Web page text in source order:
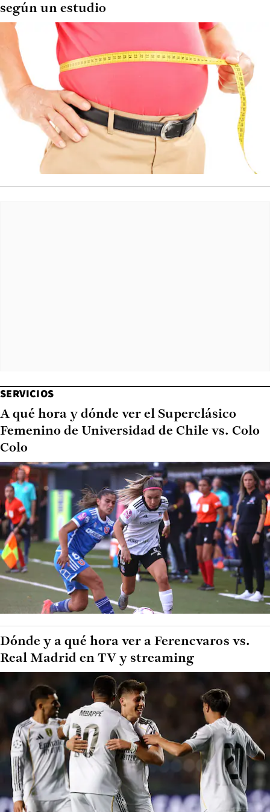
según un estudio
SERVICIOS
A qué hora y dónde ver el Superclásico
Femenino de Universidad de Chile vs. Colo
Colo
Dónde y a qué hora ver a Ferencvaros vs.
Real Madrid en TV y streaming